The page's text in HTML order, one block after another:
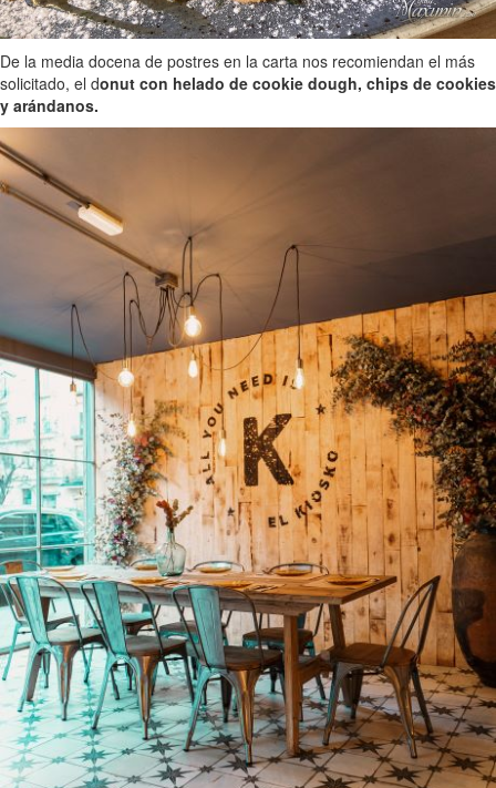
De la media docena de postres en la carta nos recomiendan el más
solicitado, el donut con helado de cookie dough, chips de cookies
y arándanos.